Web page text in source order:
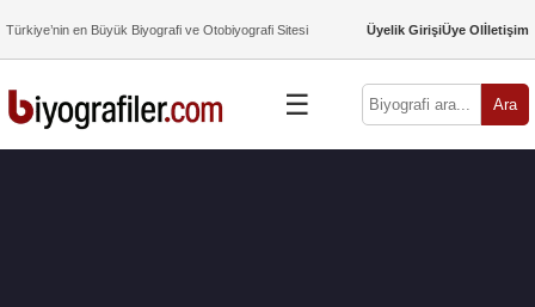
Türkiye’nin en Büyük Biyografi ve Otobiyografi Sitesi Üyelik GirişiÜye Olİletişim
☰ Ara